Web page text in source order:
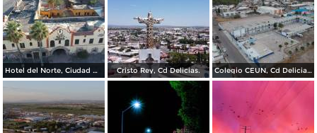
Hotel del Norte, Ciudad Delicias Chih. Cristo Rey, Cd Delicias. Colegio CEUN, Cd Delicias Chihuahua.